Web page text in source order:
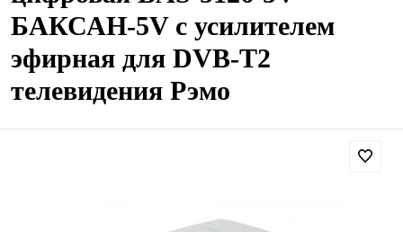
БАКСАН-5V с усилителем
эфирная для DVB-T2
телевидения Рэмо